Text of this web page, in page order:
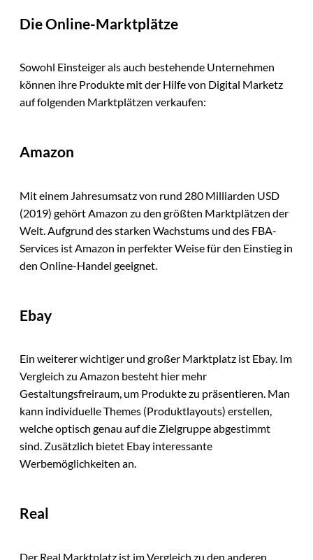
Die Online-Marktplätze
Sowohl Einsteiger als auch bestehende Unternehmen
können ihre Produkte mit der Hilfe von Digital Marketz
auf folgenden Marktplätzen verkaufen:
Amazon
Mit einem Jahresumsatz von rund 280 Milliarden USD
(2019) gehört Amazon zu den größten Marktplätzen der
Welt. Aufgrund des starken Wachstums und des FBA-
Services ist Amazon in perfekter Weise für den Einstieg in
den Online-Handel geeignet.
Ebay
Ein weiterer wichtiger und großer Marktplatz ist Ebay. Im
Vergleich zu Amazon besteht hier mehr
Gestaltungsfreiraum, um Produkte zu präsentieren. Man
kann individuelle Themes (Produktlayouts) erstellen,
welche optisch genau auf die Zielgruppe abgestimmt
sind. Zusätzlich bietet Ebay interessante
Werbemöglichkeiten an.
Real
Der Real Marktplatz ist im Vergleich zu den anderen